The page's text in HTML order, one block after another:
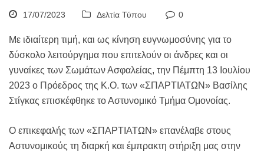
17/07/2023 Δελτία Τύπου 0
Με ιδιαίτερη τιμή, και ως κίνηση ευγνωμοσύνης για το
δύσκολο λειτούργημα που επιτελούν οι άνδρες και οι
γυναίκες των Σωμάτων Ασφαλείας, την Πέμπτη 13 Ιουλίου
2023 ο Πρόεδρος της Κ.Ο. των «ΣΠΑΡΤΙΑΤΩΝ» Βασίλης
Στίγκας επισκέφθηκε το Αστυνομικό Τμήμα Ομονοίας.
Ο επικεφαλής των «ΣΠΑΡΤΙΑΤΩΝ» επανέλαβε στους
Αστυνομικούς τη διαρκή και έμπρακτη στήριξη μας στην